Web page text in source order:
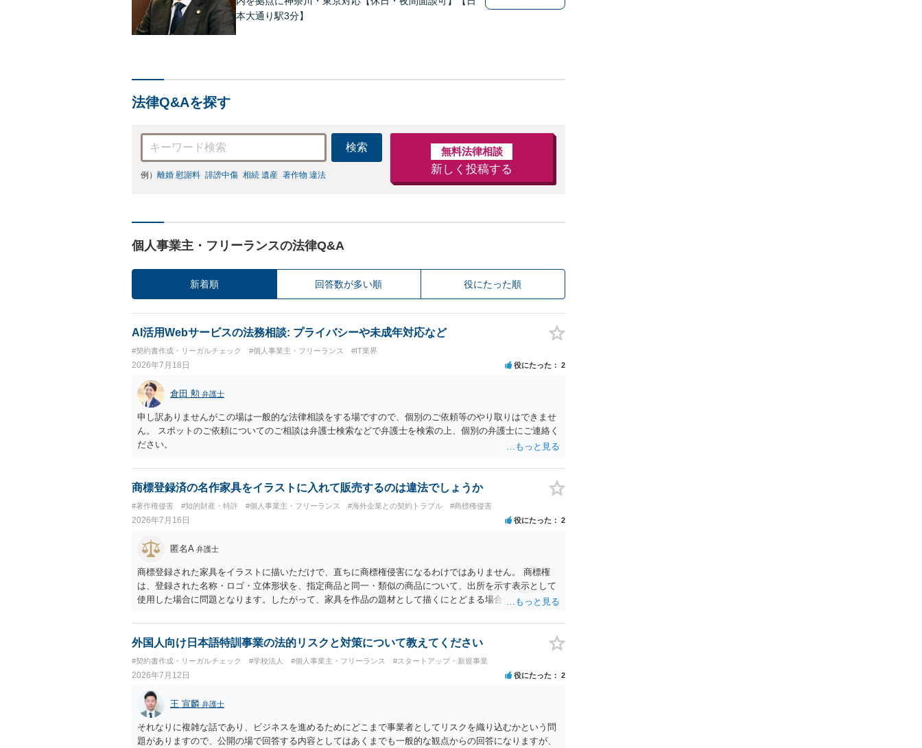
本大通り駅3分】
法律Q&Aを探す
検索
例） 離婚 慰謝料 誹謗中傷 相続 遺産 著作物 違法
無料法律相談
新しく投稿する
個人事業主・フリーランスの法律Q&A
新着順 回答数が多い順 役にたった順
AI活用Webサービスの法務相談: プライバシーや未成年対応など
#契約書作成・リーガルチェック #個人事業主・フリーランス #IT業界
2026年7月18日 役にたった 2
倉田 勲 弁護士
申し訳ありませんがこの場は一般的な法律相談をする場ですので、個別のご依頼等のやり取りはできませ
ん。 スポットのご依頼についてのご相談は弁護士検索などで弁護士を検索の上、個別の弁護士にご連絡く
ださい。
商標登録済の名作家具をイラストに入れて販売するのは違法でしょうか
#著作権侵害 #知的財産・特許 #個人事業主・フリーランス #海外企業との契約トラブル #商標権侵害
2026年7月16日 役にたった 2
匿名A 弁護士
商標登録された家具をイラストに描いただけで、直ちに商標権侵害になるわけではありません。 商標権
は、登録された名称・ロゴ・立体形状を、指定商品と同一・類似の商品について、出所を示す表示として
使用した場合に問題となります。したがって、家具を作品の題材として描くにとどまる場合は、通常、商
し、公式商品やライセンス商品と誤認させる販売方法であれば、商標権や不正競争防止法上の問題が生じ
得ます。家具のデザインに著作権が認められる場合は、著作権も別途問題となります。 無料のSNS投稿や
しているかが重要です。 また、日本の商標権は原則として日本国内にのみ効力を持ちます。外国で販売す
る場合は、販売国の商標・意匠等を確認する必要があります。 他の作家の例は、許諾を得ている、権利が
消滅している、侵害に当たらない、又は単に権利行使されていないなど、様々な可能性があります。他人
が販売していることだけでは、適法とは判断できません。
外国人向け日本語特訓事業の法的リスクと対策について教えてください
#契約書作成・リーガルチェック #学校法人 #個人事業主・フリーランス #スタートアップ・新規事業
2026年7月12日 役にたった 2
王 宣麟 弁護士
それなりに複雑な話であり、ビジネスを進めるためにどこまで事業者としてリスクを織り込むかという問
題がありますので、公開の場で回答する内容としてはあくまでも一般的な観点からの回答になりますが、